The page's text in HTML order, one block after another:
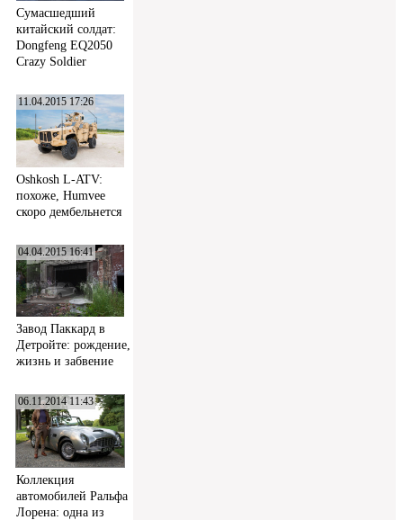
Сумасшедший
китайский солдат:
Dongfeng EQ2050
Crazy Soldier
11.04.2015 17:26
Oshkosh L-ATV:
похоже, Humvee
скоро дембельнется
04.04.2015 16:41
Завод Паккард в
Детройте: рождение,
жизнь и забвение
06.11.2014 11:43
Коллекция
автомобилей Ральфа
Лорена: одна из